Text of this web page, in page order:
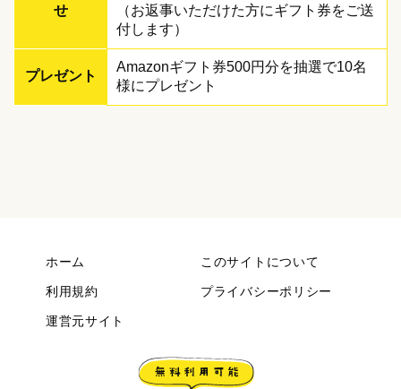
せ
（お返事いただけた方にギフト券をご送
付します）
プレゼント
Amazonギフト券500円分を抽選で10名
様にプレゼント
ホーム このサイトについて
利用規約 プライバシーポリシー
運営元サイト